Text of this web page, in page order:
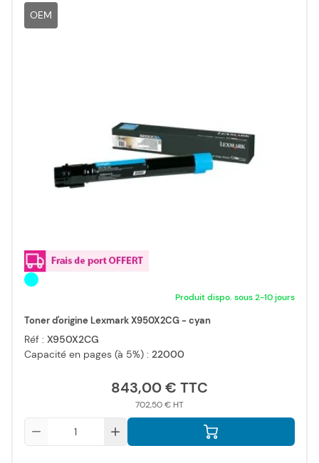
OEM
Produit dispo. sous 2-10 jours
Toner d'origine Lexmark X950X2CG - cyan
Réf : X950X2CG
Capacité en pages (à 5%) : 22000
843,00 €
702,50 €